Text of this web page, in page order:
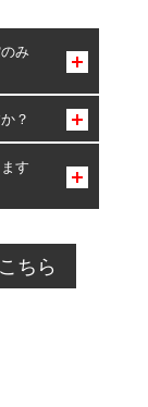
み
？
にご予約が
す
のご予約
店舗まで
ちら